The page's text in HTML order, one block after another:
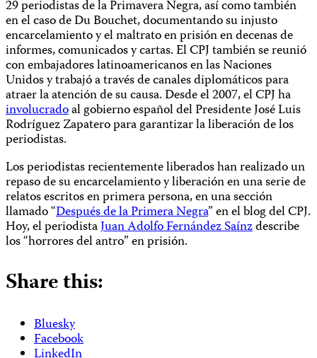
29 periodistas de la Primavera Negra, así como también
en el caso de Du Bouchet, documentando su injusto
encarcelamiento y el maltrato en prisión en decenas de
informes, comunicados y cartas. El CPJ también se reunió
con embajadores latinoamericanos en las Naciones
Unidos y trabajó a través de canales diplomáticos para
atraer la atención de su causa. Desde el 2007, el CPJ ha
involucradoal gobierno español del Presidente José Luis
Rodríguez Zapatero para garantizar la liberación de los
periodistas.
Los periodistas recientemente liberados han realizado un
repaso de su encarcelamiento y liberación en una serie de
relatos escritos en primera persona, en una sección
llamado “Después de la Primera Negra” en el blog del CPJ.
Hoy, el periodistaJuan Adolfo Fernández Saínzdescribe
los “horrores del antro” en prisión.
Share this:
Bluesky
Facebook